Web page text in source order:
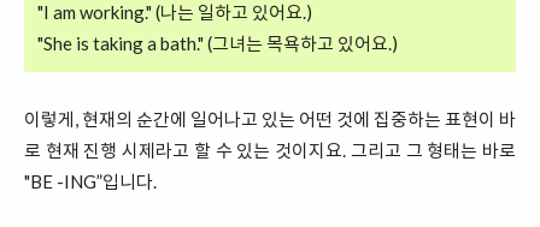
"I am working." (나는 일하고 있어요.)
"She is taking a bath." (그녀는 목욕하고 있어요.)
이렇게, 현재의 순간에 일어나고 있는 어떤 것에 집중하는 표현이 바
로 현재 진행 시제라고 할 수 있는 것이지요. 그리고 그 형태는 바로
"BE -ING”입니다.